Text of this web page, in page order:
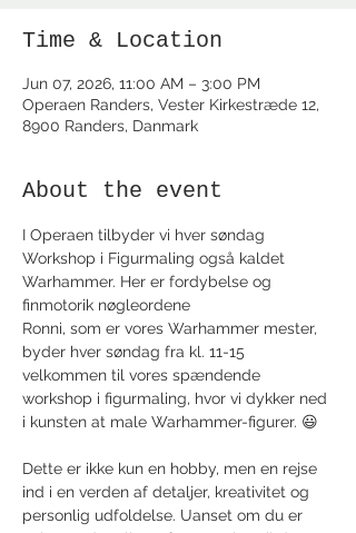
Time & Location
Jun 07, 2026, 11:00 AM – 3:00 PM
Operaen Randers, Vester Kirkestræde 12,
8900 Randers, Danmark
About the event
I Operaen tilbyder vi hver søndag
Workshop i Figurmaling også kaldet
Warhammer. Her er fordybelse og
finmotorik nøgleordene
Ronni, som er vores Warhammer mester,
byder hver søndag fra kl. 11-15
velkommen til vores spændende
workshop i figurmaling, hvor vi dykker ned
i kunsten at male Warhammer-figurer. 😃
Dette er ikke kun en hobby, men en rejse
ind i en verden af detaljer, kreativitet og
personlig udfoldelse. Uanset om du er